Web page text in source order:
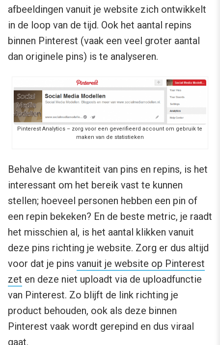
afbeeldingen vanuit je website zich ontwikkelt
in de loop van de tijd. Ook het aantal repins
binnen Pinterest (vaak een veel groter aantal
dan originele pins) is te analyseren.
Pinterest Analytics – zorg voor een geverifieerd account om gebruik te
maken van de statistieken
Behalve de kwantiteit van pins en repins, is het
interessant om het bereik vast te kunnen
stellen; hoeveel personen hebben een pin of
een repin bekeken? En de beste metric, je raadt
het misschien al, is het aantal klikken vanuit
deze pins richting je website. Zorg er dus altijd
voor dat je pins vanuit je website op Pinterest
zet en deze niet uploadt via de uploadfunctie
van Pinterest. Zo blijft de link richting je
product behouden, ook als deze binnen
Pinterest vaak wordt gerepind en dus viraal
gaat.